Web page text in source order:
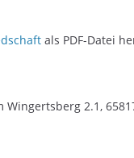
als PDF-Datei
2.1,